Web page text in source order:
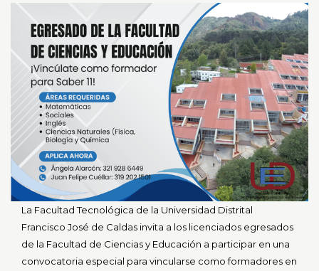
La Facultad Tecnológica de la Universidad Distrital
Francisco José de Caldas invita a los licenciados egresados
de la Facultad de Ciencias y Educación a participar en una
convocatoria especial para vincularse como formadores en
registros
Anterior
Siguiente